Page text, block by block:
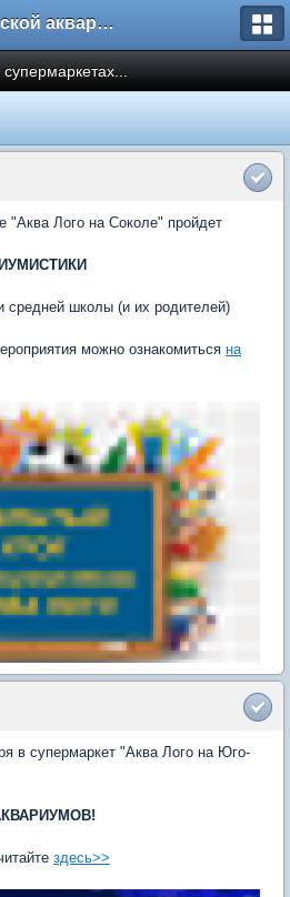
Морской аквариум. Форумы ReefCentral.ru
"Аква Лого на Соколе" пройдет
школы (и их родителей)
можно ознакомиться на
в супермаркет "Аква Лого на Юго-
здесь>>